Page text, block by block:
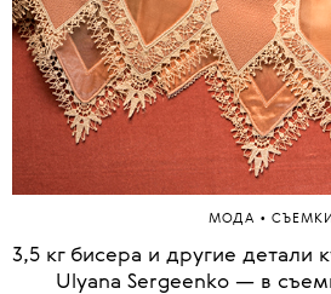
МОДА • СЪЕМКИ
3,5 кг бисера и другие детали
Ulyana Sergeenko — в